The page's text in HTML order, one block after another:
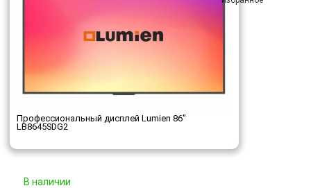
Профессиональный дисплей Lumien 86"
LB8645SDG2
В наличии